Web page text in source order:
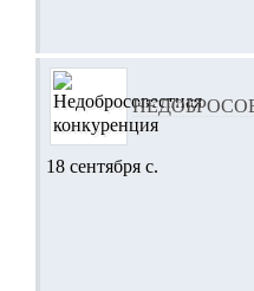
18 сентября с.